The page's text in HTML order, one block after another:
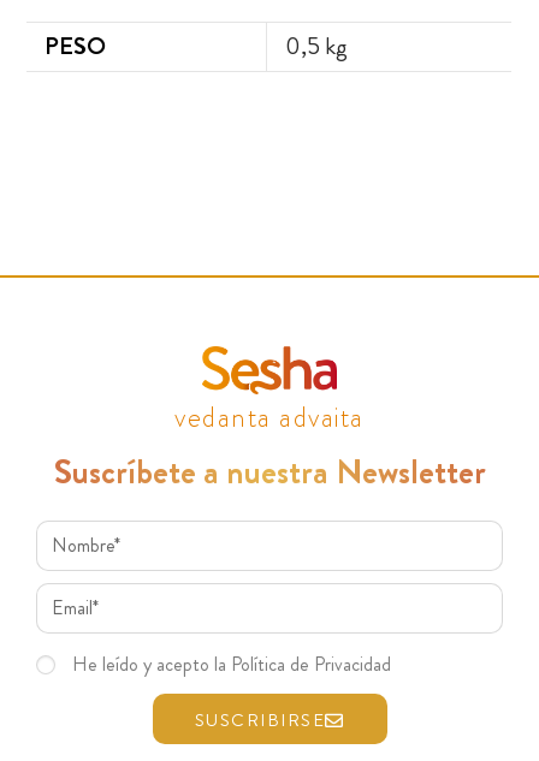
PESO 0,5 kg
vedanta advaita
Suscríbete a nuestra Newsletter
He leído y acepto la Política de Privacidad
SUSCRIBIRSE